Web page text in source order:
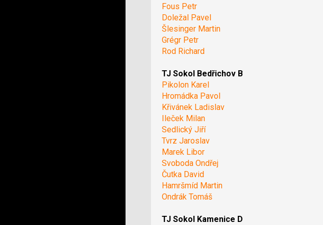
Fous Petr
Doležal Pavel
Šlesinger Martin
Grégr Petr
Rod Richard
TJ Sokol Bedřichov B
Pikolon Karel
Hromádka Pavol
Křivánek Ladislav
Ileček Milan
Sedlický Jiří
Tvrz Jaroslav
Marek Libor
Svoboda Ondřej
Čutka David
Hamršmíd Martin
Ondrák Tomáš
TJ Sokol Kamenice D